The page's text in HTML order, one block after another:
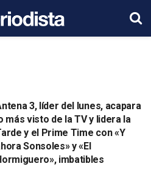
3, líder del lunes, acapara
más visto de la TV y lidera la
y el Prime Time con «Y
Sonsoles» y «El
imbatibles